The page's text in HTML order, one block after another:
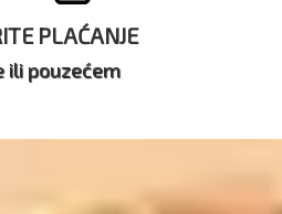
PLAĆANJE
ili pouzećem